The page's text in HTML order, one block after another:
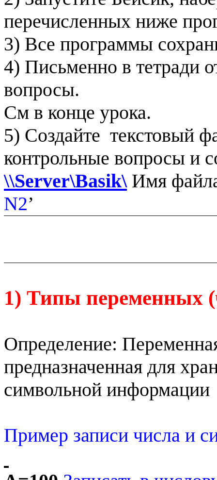
перечисленных ниже
3) Все программы
4) Письменно в тетради
вопросы.
См в конце урока.
5) Создайте текстовый
контрольные вопросы и
\\Server\Basik\Имя
N2’
1) Типы переменных
Определение:
предназначенная для
символьной информации
Пример записи числа и